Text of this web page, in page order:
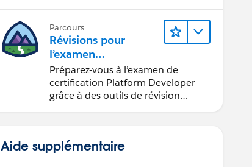
Parcours
Révisions pour
l’examen
Platform Developer
Préparez-vous à l’examen de
certification Platform Developer
grâce à des outils de révision
Aide supplémentaire